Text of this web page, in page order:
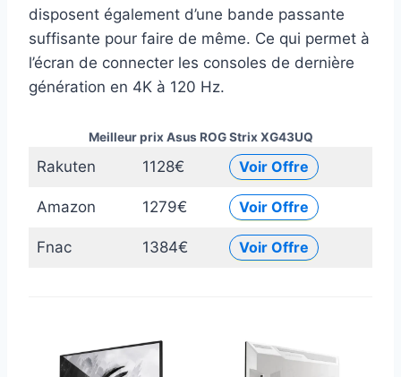
disposent également d’une bande passante
suffisante pour faire de même. Ce qui permet à
l’écran de connecter les consoles de dernière
génération en 4K à 120 Hz.
Rakuten 1128€ Voir Offre
Amazon 1279€ Voir Offre
Fnac 1384€ Voir Offre
Meilleur prix Asus ROG Strix XG43UQ